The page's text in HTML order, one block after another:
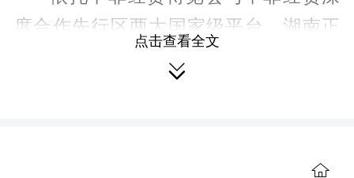
度合作先行区两大国家级平台，湖南正
嵌入央企在非项目的产业链与供应链，
点击查看全文
